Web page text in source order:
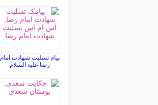
پیام تسلیت شهادت امام
رضا علیه السلام